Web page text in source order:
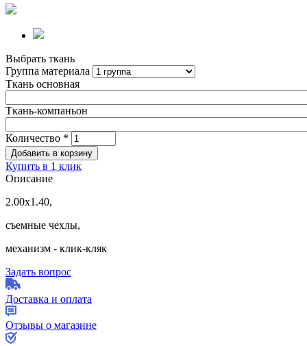
Выбрать ткань
Группа материала
Ткань основная
Ткань-компаньон
Количество *
Купить в 1 клик
Описание
2.00х1.40,
съемные чехлы,
механизм - клик-кляк
Задать вопрос
Доставка и оплата
Отзывы о магазине